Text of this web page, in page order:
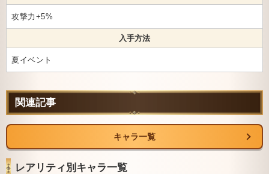
攻撃力+5%
入手方法
夏イベント
関連記事
キャラ一覧
レアリティ別キャラ一覧